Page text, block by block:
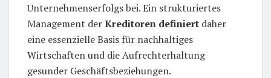
Unternehmenserfolgs bei. Ein strukturiertes
Management derKreditoren definiert daher
eine essenzielle Basis für nachhaltiges
Wirtschaften und die Aufrechterhaltung
gesunder Geschäftsbeziehungen.